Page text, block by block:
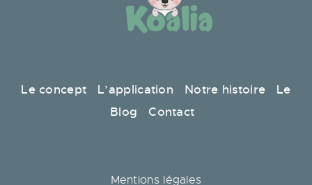
Le concept L’application Notre histoire
Le
Blog
Contact
Mentions légales